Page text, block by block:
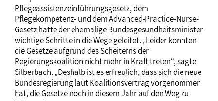
Pflegeassistenzeinführungsgesetz, dem
Pflegekompetenz- und dem Advanced-Practice-Nurse-
Gesetz hatte der ehemalige Bundesgesundheitsminister
wichtige Schritte in die Wege geleitet. „Leider konnten
die Gesetze aufgrund des Scheiterns der
Regierungskoalition nicht mehr in Kraft treten“, sagte
Silberbach. „Deshalb ist es erfreulich, dass sich die neue
Bundesregierung laut Koalitionsvertrag vorgenommen
hat, die Gesetze noch in diesem Jahr auf den Weg zu